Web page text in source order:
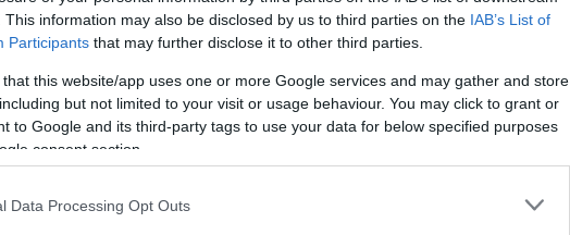
This information may also be disclosed by us to third parties on the IAB’s List of
Participants that may further disclose it to other third parties.
that this website/app uses one or more Google services and may gather and store
but not limited to your visit or usage behaviour. You may click to grant or
to Google and its third-party tags to use your data for below specified purposes
consent section.
Data Processing Opt Outs
2,048)